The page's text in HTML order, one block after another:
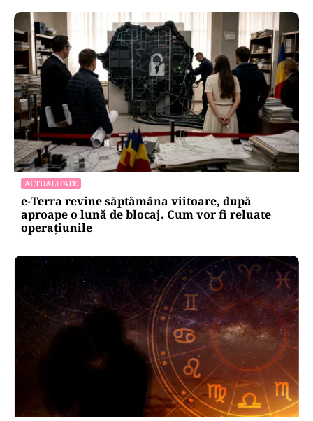
ACTUALITATE
e-Terra revine săptămâna viitoare, după
aproape o lună de blocaj. Cum vor fi reluate
operațiunile